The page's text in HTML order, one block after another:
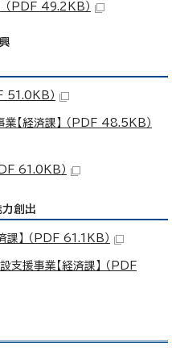
（PDF 49.2KB）
51.0KB）
【経済課】 （PDF 48.5KB）
61.0KB）
力創出
課】 （PDF 61.1KB）
援事業【経済課】 （PDF